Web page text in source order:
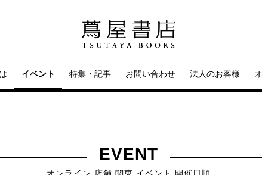
イベント 特集・記事 お問い合わせ 法人のお客様
EVENT